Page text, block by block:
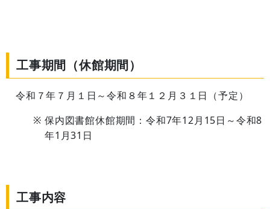
工事期間（休館期間）
令和７年７月１日～令和８年１２月３１日（予定）
保内図書館休館期間：令和7年12月15日～令和8
年1月31日
工事内容